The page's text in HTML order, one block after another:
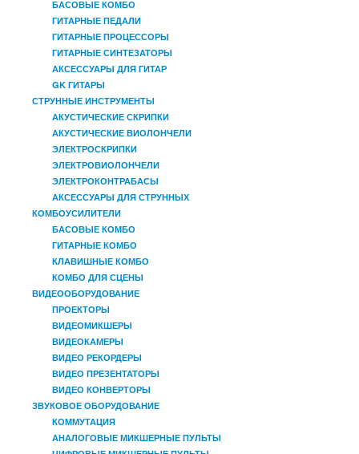
БАСОВЫЕ КОМБО
ГИТАРНЫЕ ПЕДАЛИ
ГИТАРНЫЕ ПРОЦЕССОРЫ
ГИТАРНЫЕ СИНТЕЗАТОРЫ
АКСЕССУАРЫ ДЛЯ ГИТАР
GK ГИТАРЫ
СТРУННЫЕ ИНСТРУМЕНТЫ
АКУСТИЧЕСКИЕ СКРИПКИ
АКУСТИЧЕСКИЕ ВИОЛОНЧЕЛИ
ЭЛЕКТРОСКРИПКИ
ЭЛЕКТРОВИОЛОНЧЕЛИ
ЭЛЕКТРОКОНТРАБАСЫ
АКСЕССУАРЫ ДЛЯ СТРУННЫХ
КОМБОУСИЛИТЕЛИ
БАСОВЫЕ КОМБО
ГИТАРНЫЕ КОМБО
КЛАВИШНЫЕ КОМБО
КОМБО ДЛЯ СЦЕНЫ
ВИДЕООБОРУДОВАНИЕ
ПРОЕКТОРЫ
ВИДЕОМИКШЕРЫ
ВИДЕОКАМЕРЫ
ВИДЕО РЕКОРДЕРЫ
ВИДЕО ПРЕЗЕНТАТОРЫ
ВИДЕО КОНВЕРТОРЫ
ЗВУКОВОЕ ОБОРУДОВАНИЕ
КОММУТАЦИЯ
АНАЛОГОВЫЕ МИКШЕРНЫЕ ПУЛЬТЫ